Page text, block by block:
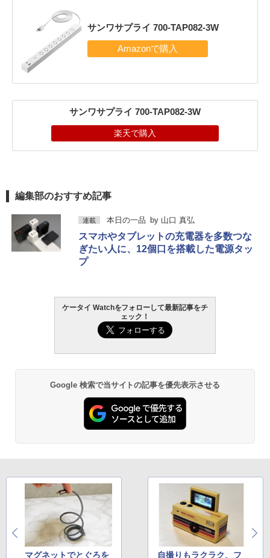
サンワサプライ 700-TAP082-3W
サンワサプライ 700-TAP082-3W
楽天で購入
編集部のおすすめ記事
連載 本日の一品 by 山口 真弘
スマホやタブレットの充電器を多数つな
ぎたい人に、12個口を搭載した電源タッ
プ
ケータイ Watchをフォローして最新記事をチ
ェック！
Google 検索で当サイトの記事を優先表示させる
マグネットでとぐろを
自撮りもラクラク、フ